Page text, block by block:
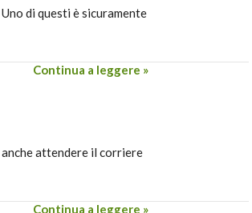
di questi è sicuramente
Continua a leggere »
attendere il corriere
Continua a leggere »